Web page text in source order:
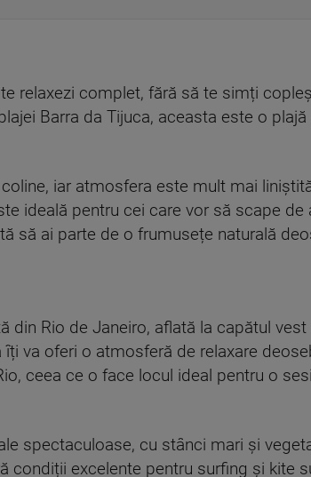
relaxezi complet, fără să te simți
Barra da Tijuca, aceasta este o
iar atmosfera este mult mai
ideală pentru cei care vor să scape de
să ai parte de o frumusețe naturală
din Rio de Janeiro, aflată la capătul
va oferi o atmosferă de relaxare
ceea ce o face locul ideal pentru o
spectaculoase, cu stânci mari și
condiții excelente pentru surfing și kite